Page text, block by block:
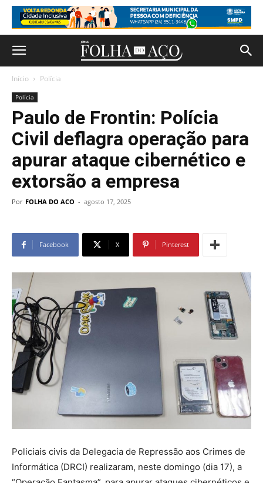
Início Polícia
Polícia
Paulo de Frontin: Polícia
Civil deflagra operação para
apurar ataque cibernético e
extorsão a empresa
Por FOLHA DO ACO - agosto 17, 2025
Facebook X Pinterest
Policiais civis da Delegacia de Repressão aos Crimes de
Informática (DRCI) realizaram, neste domingo (dia 17), a